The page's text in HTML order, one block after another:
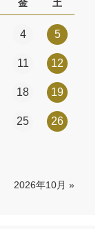
金 土
4 5
11 12
18 19
25 26
2026年10月 »